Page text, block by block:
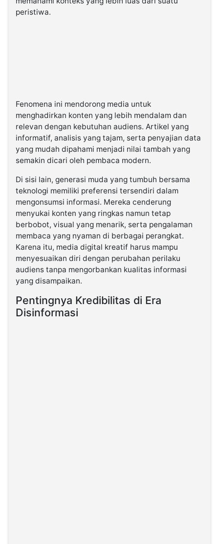
peristiwa.
Fenomena ini mendorong media untuk
menghadirkan konten yang lebih mendalam dan
relevan dengan kebutuhan audiens. Artikel yang
informatif, analisis yang tajam, serta penyajian data
yang mudah dipahami menjadi nilai tambah yang
semakin dicari oleh pembaca modern.
Di sisi lain, generasi muda yang tumbuh bersama
teknologi memiliki preferensi tersendiri dalam
mengonsumsi informasi. Mereka cenderung
menyukai konten yang ringkas namun tetap
berbobot, visual yang menarik, serta pengalaman
membaca yang nyaman di berbagai perangkat.
Karena itu, media digital kreatif harus mampu
menyesuaikan diri dengan perubahan perilaku
audiens tanpa mengorbankan kualitas informasi
yang disampaikan.
Pentingnya Kredibilitas di Era
Disinformasi